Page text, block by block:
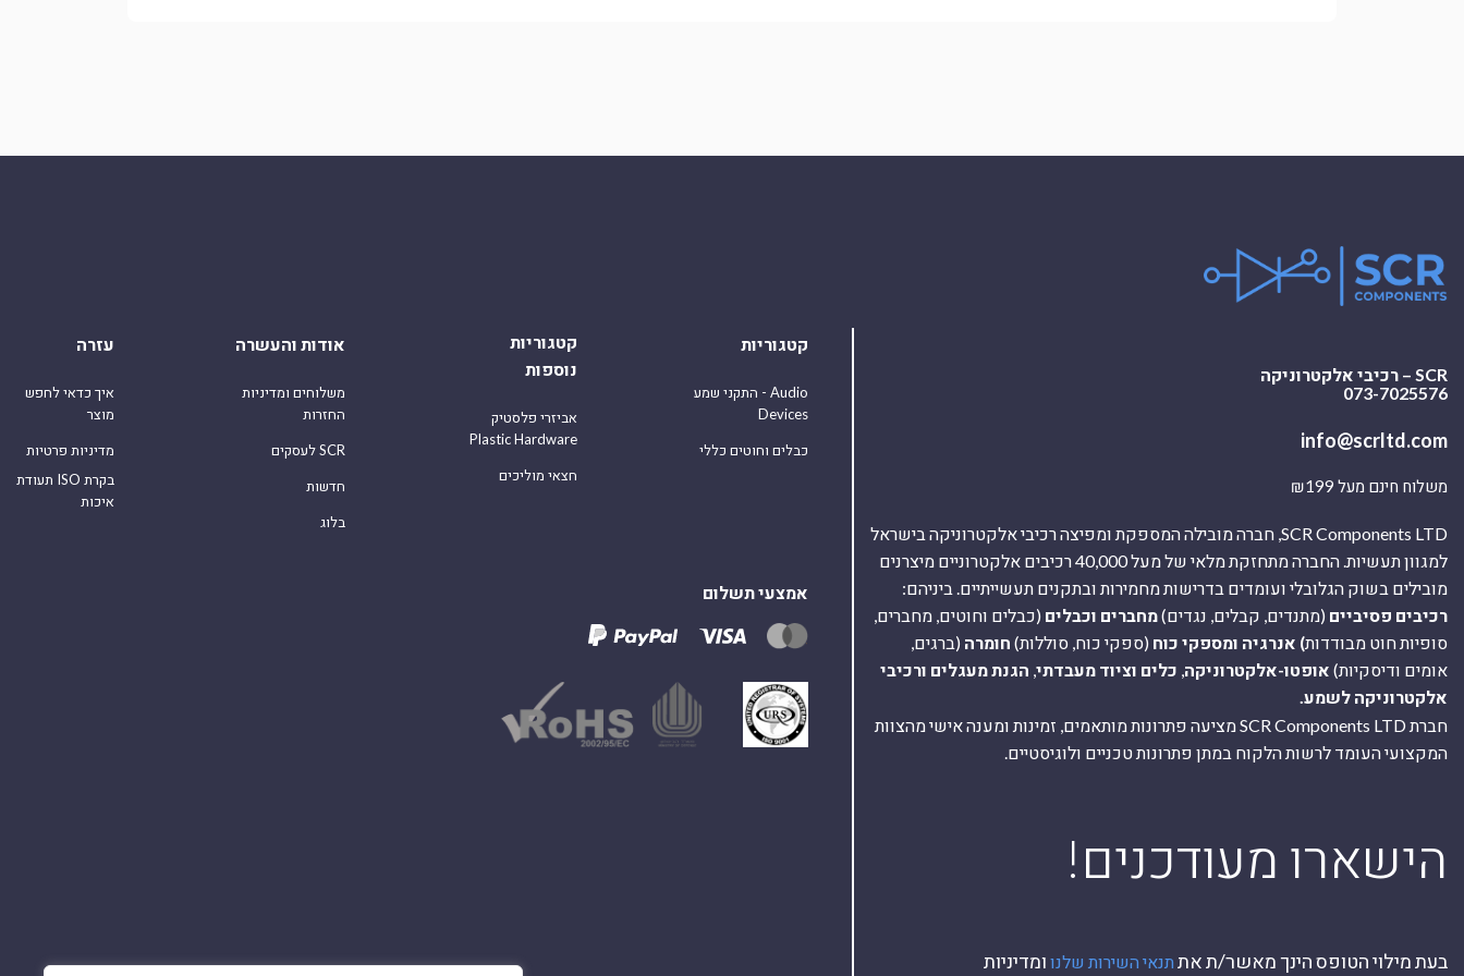
SCR – רכיבי אלקטרוניקה
073-7025576
info@scrltd.com
משלוח חינם מעל ₪199
SCR Components LTD, חברה מובילה המספקת ומפיצה רכיבי אלקטרוניקה בישראל
למגוון תעשיות. החברה מתחזקת מלאי של מעל 40,000 רכיבים אלקטרוניים מיצרנים
מובילים בשוק הגלובלי ועומדים בדרישות מחמירות ובתקנים תעשייתיים. ביניהם:
רכיבים פסיביים (מתנדים, קבלים, נגדים)מחברים וכבלים (כבלים וחוטים, מחברים,
סופיות חוט מבודדות) אנרגיה ומספקי כוח (ספקי כוח, סוללות) חומרה (ברגים,
אומים ודיסקיות) אופטו-אלקטרוניקה כלים וציוד מעבדתי הגנת מעגלים ורכיבי
אלקטרוניקה לשמע.
חברת SCR Components LTD מציעה פתרונות מותאמים, זמינות ומענה אישי מהצוות
המקצועי העומד לרשות הלקוח במתן פתרונות טכניים ולוגיסטיים.
!הישארו מעודכנים
בעת מילוי הטופס הינך מאשר/ת את תנאי השירות שלנו ומדיניות
קטגוריות
התקני שמע - Audio
Devices
כבלים וחוטים כללי
קטגוריות
נוספות
אביזרי פלסטיק
Plastic Hardware
חצאי מוליכים
אודות והעשרה
משלוחים ומדיניות
החזרות
לעסקים SCR
חדשות
בלוג
עזרה
איך כדאי לחפש
מוצר
מדיניות פרטיות
תעודת ISO בקרת
איכות
אמצעי תשלום